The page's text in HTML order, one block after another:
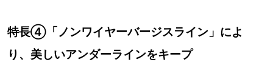
特長④「ノンワイヤーバージスライン」によ
り、美しいアンダーラインをキープ